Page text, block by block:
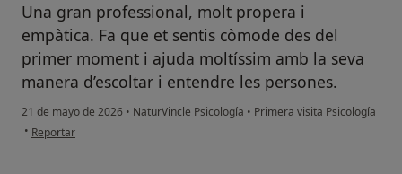
Una gran professional, molt propera i
empàtica. Fa que et sentis còmode des del
primer moment i ajuda moltíssim amb la seva
manera d’escoltar i entendre les persones.
21 de mayo de 2026 • NaturVincle Psicología • Primera visita Psicología
• en opinión del usuario R.V.
Reportar